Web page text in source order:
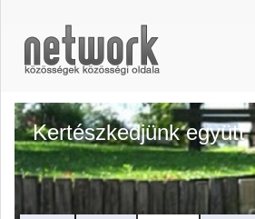
Kertészkedjünk együtt